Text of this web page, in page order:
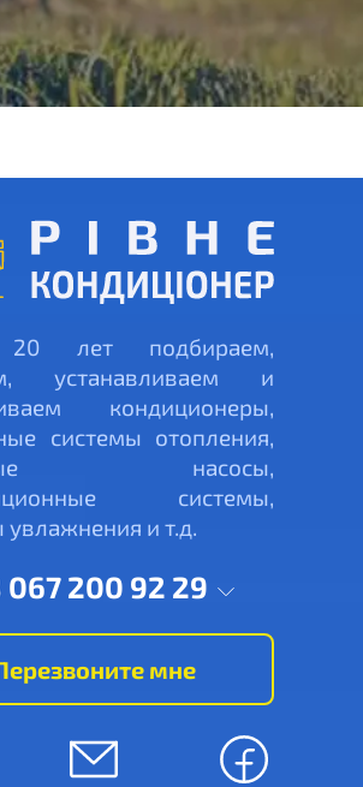
20 лет подбираем,
устанавливаем и
кондиционеры,
системы отопления,
насосы,
системы,
увлажнения и т.д.
067 200 92 29
мне